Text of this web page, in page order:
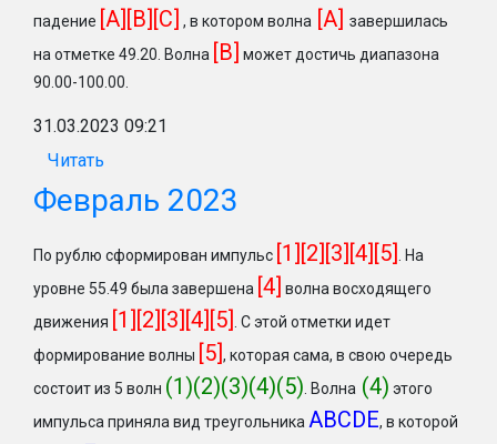
падение [A][B][C] , в котором волна [A] завершилась
на отметке 49.20. Волна [B] может достичь диапазона
90.00-100.00.
31.03.2023 09:21
Читать
Февраль 2023
По рублю сформирован импульс [1][2][3][4][5]. На
уровне 55.49 была завершена [4] волна восходящего
движения [1][2][3][4][5]. С этой отметки идет
формирование волны [5], которая сама, в свою очередь
состоит из 5 волн (1)(2)(3)(4)(5). Волна (4) этого
импульса приняла вид треугольникаABCDE, в которой